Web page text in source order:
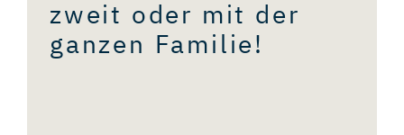
THEMENFÜHRUNGEN
zweit oder mit der
ganzen Familie!